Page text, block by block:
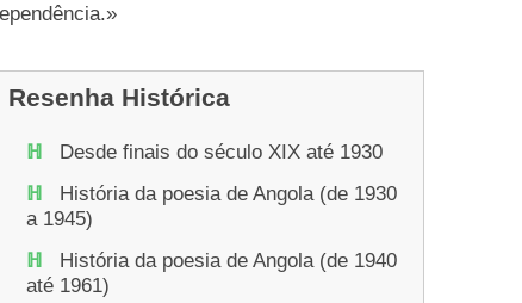
Resenha Histórica
Desde finais do século XIX até 1930
História da poesia de Angola (de 1930
a 1945)
História da poesia de Angola (de 1940
até 1961)